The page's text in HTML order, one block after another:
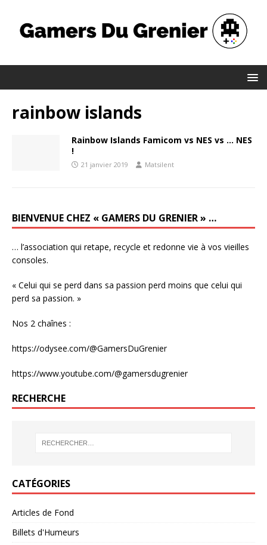
rainbow islands
Rainbow Islands Famicom vs NES vs … NES
!
21 janvier 2019 Matsilent
BIENVENUE CHEZ « GAMERS DU GRENIER » …
… l’association qui retape, recycle et redonne vie à vos vieilles
consoles.
« Celui qui se perd dans sa passion perd moins que celui qui
perd sa passion. »
Nos 2 chaînes :
https://odysee.com/@GamersDuGrenier
https://www.youtube.com/@gamersdugrenier
RECHERCHE
CATÉGORIES
Articles de Fond
Billets d'Humeurs